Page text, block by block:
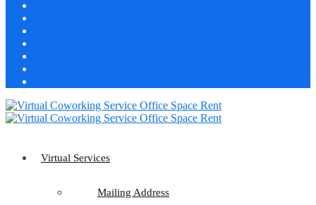
Virtual Services
Mailing Address